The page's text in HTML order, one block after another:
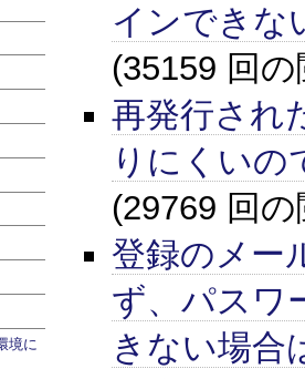
境に
インできな
(35159 回
再発行され
りにくいの
(29769 回
登録のメー
ず、パスワ
きない場合